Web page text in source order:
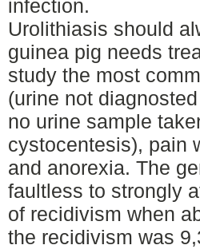
infection.
Urolithiasis should
guinea pig needs
study the most
(urine not
no urine sample
cystocentesis), pain
and anorexia. The
faultless to strongly
of recidivism when
the recidivism was